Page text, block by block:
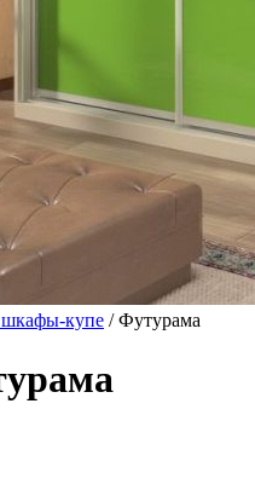
купе / Футурама